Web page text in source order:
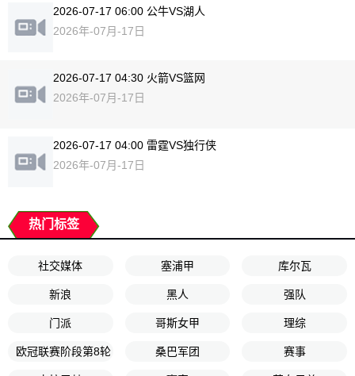
2026-07-17 06:00 公牛VS湖人
2026年-07月-17日
2026-07-17 04:30 火箭VS篮网
2026年-07月-17日
2026-07-17 04:00 雷霆VS独行侠
2026年-07月-17日
热门标签
社交媒体 塞浦甲 库尔瓦
新浪 黑人 强队
门派 哥斯女甲 理综
欧冠联赛阶段第8轮 桑巴军团 赛事